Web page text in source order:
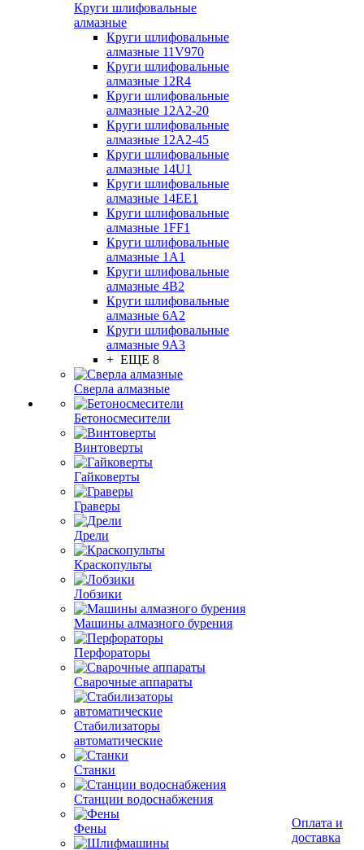
Круги шлифовальные
алмазные
Круги шлифовальные
алмазные 11V970
Круги шлифовальные
алмазные 12R4
Круги шлифовальные
алмазные 12А2-20
Круги шлифовальные
алмазные 12А2-45
Круги шлифовальные
алмазные 14U1
Круги шлифовальные
алмазные 14ЕЕ1
Круги шлифовальные
алмазные 1FF1
Круги шлифовальные
алмазные 1А1
Круги шлифовальные
алмазные 4В2
Круги шлифовальные
алмазные 6A2
Круги шлифовальные
алмазные 9А3
+ ЕЩЕ 8
Сверла алмазные
Бетоносмесители
Винтоверты
Гайковерты
Граверы
Дрели
Краскопульты
Лобзики
Машины алмазного бурения
Перфораторы
Сварочные аппараты
Стабилизаторы
автоматические
Станки
Станции водоснабжения
Фены
Оплата и
доставка